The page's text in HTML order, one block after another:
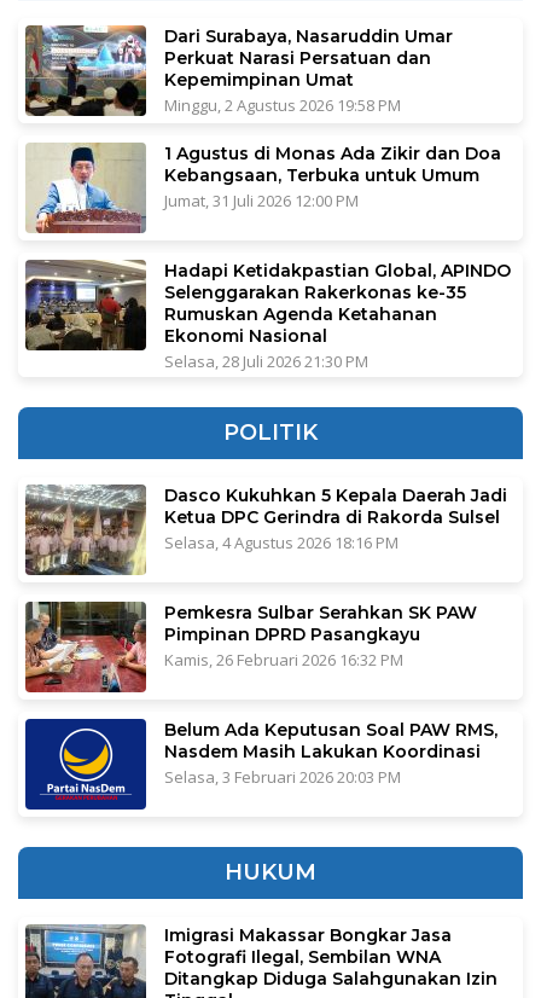
Dari Surabaya, Nasaruddin Umar
Perkuat Narasi Persatuan dan
Kepemimpinan Umat
Minggu, 2 Agustus 2026 19:58 PM
1 Agustus di Monas Ada Zikir dan Doa
Kebangsaan, Terbuka untuk Umum
Jumat, 31 Juli 2026 12:00 PM
Hadapi Ketidakpastian Global, APINDO
Selenggarakan Rakerkonas ke-35
Rumuskan Agenda Ketahanan
Ekonomi Nasional
Selasa, 28 Juli 2026 21:30 PM
POLITIK
Dasco Kukuhkan 5 Kepala Daerah Jadi
Ketua DPC Gerindra di Rakorda Sulsel
Selasa, 4 Agustus 2026 18:16 PM
Pemkesra Sulbar Serahkan SK PAW
Pimpinan DPRD Pasangkayu
Kamis, 26 Februari 2026 16:32 PM
Belum Ada Keputusan Soal PAW RMS,
Nasdem Masih Lakukan Koordinasi
Selasa, 3 Februari 2026 20:03 PM
HUKUM
Imigrasi Makassar Bongkar Jasa
Fotografi Ilegal, Sembilan WNA
Ditangkap Diduga Salahgunakan Izin